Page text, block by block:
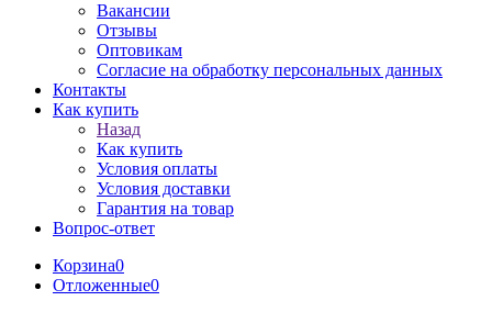
Вакансии
Отзывы
Оптовикам
Cогласие на обработку персональных данных
Контакты
Как купить
Назад
Как купить
Условия оплаты
Условия доставки
Гарантия на товар
Вопрос-ответ
Корзина0
Отложенные0